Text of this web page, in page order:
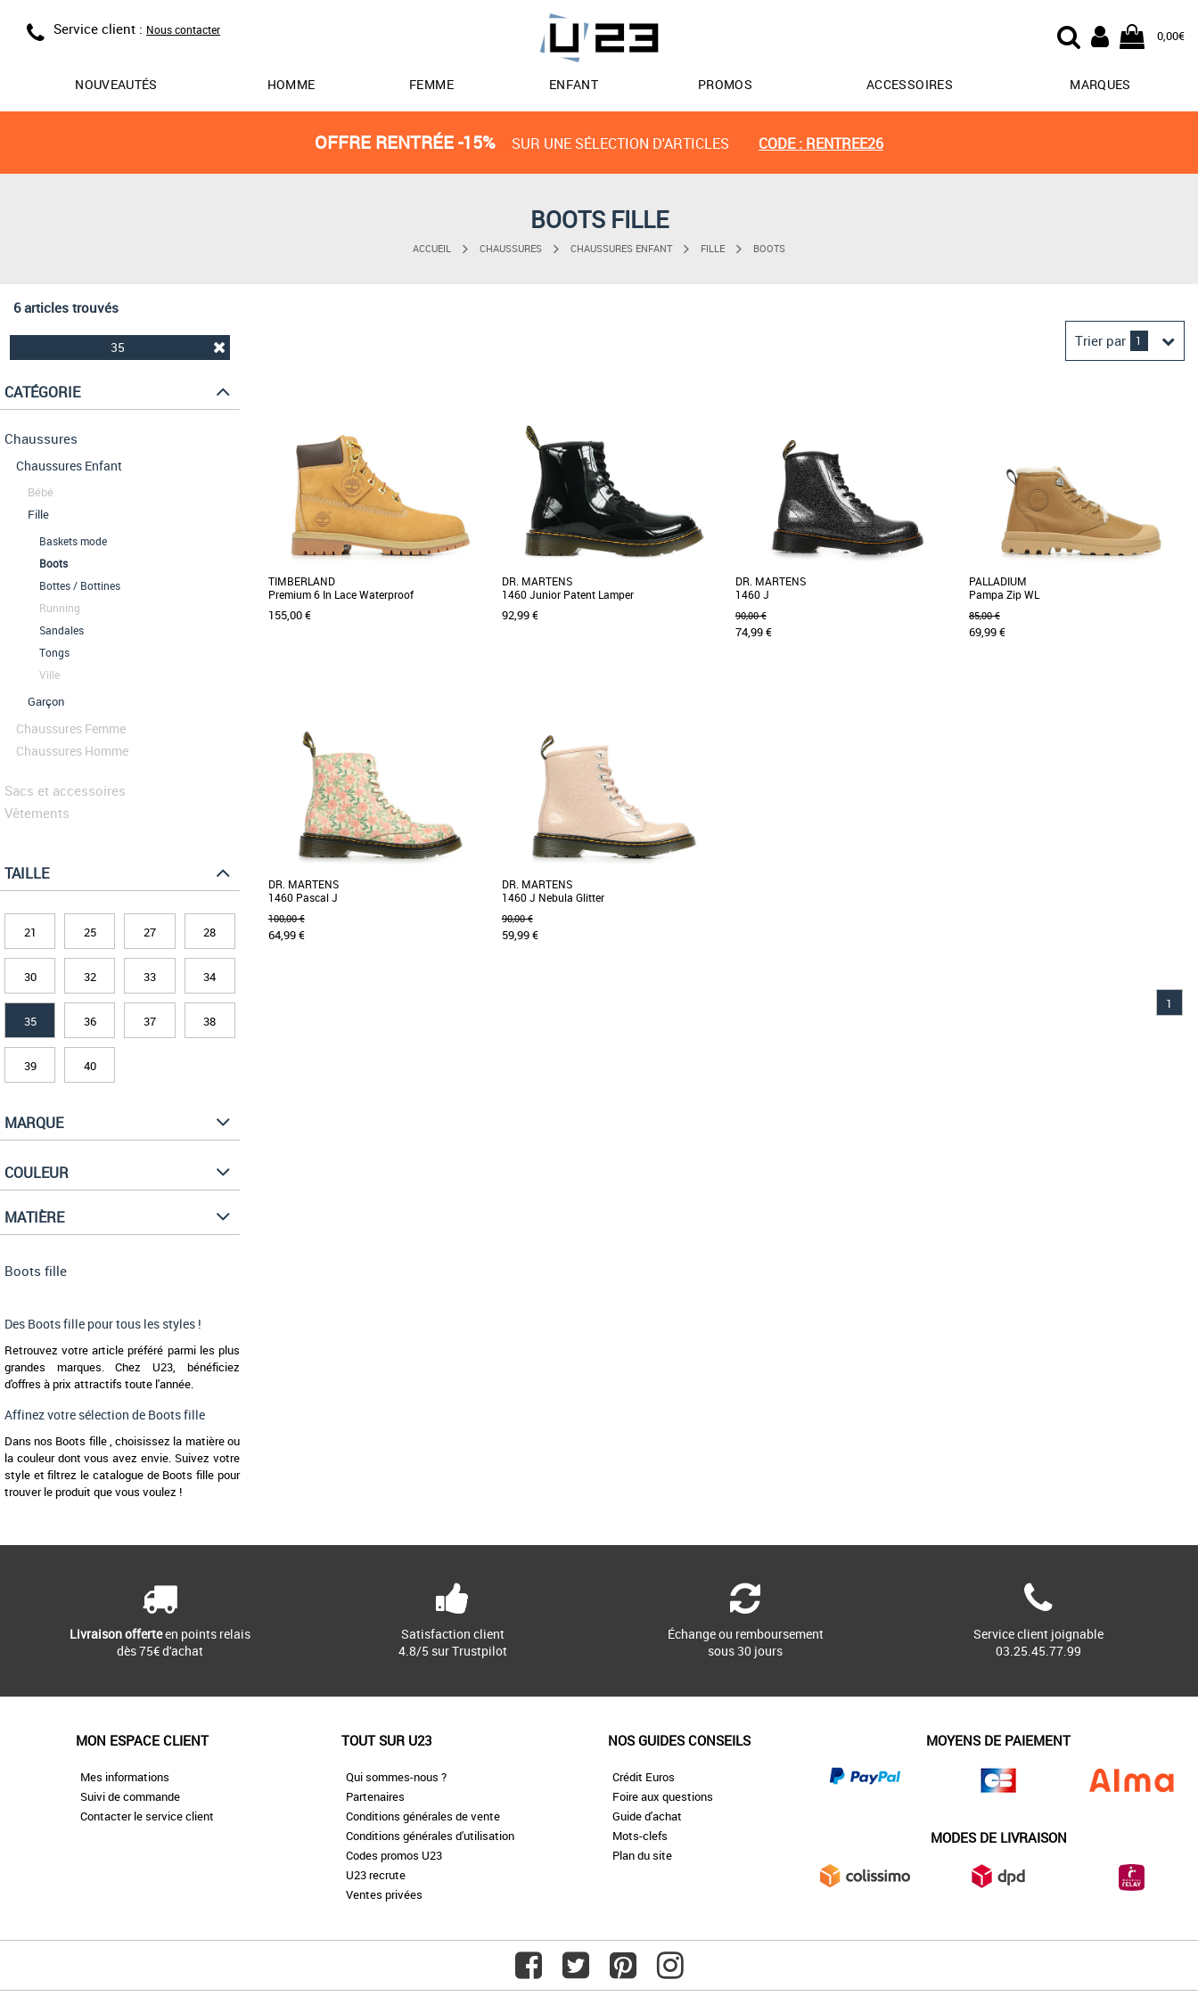
Service client : Nous contacter 0,00€
NOUVEAUTÉS HOMME FEMME ENFANT PROMOS ACCESSOIRES MARQUES
OFFRE RENTRÉE -15% SUR UNE SÉLECTION D'ARTICLES CODE : RENTREE26
BOOTS FILLE
ACCUEIL CHAUSSURES CHAUSSURES ENFANT FILLE BOOTS
6 articles trouvés
35
CATÉGORIE
Chaussures
Chaussures Enfant
Bébé
Fille
Baskets mode
Boots
Bottes / Bottines
Running
Sandales
Tongs
Ville
Garçon
Chaussures Femme
Chaussures Homme
Sacs et accessoires
Vêtements
TAILLE
21 25 27 28
30 32 33 34
35 36 37 38
39 40
MARQUE
COULEUR
MATIÈRE
Boots fille
Des Boots fille pour tous les styles !
Retrouvez votre article préféré parmi les plus
grandes marques. Chez U23, bénéficiez
d'offres à prix attractifs toute l'année.
Affinez votre sélection de Boots fille
Dans nos Boots fille , choisissez la matière ou
la couleur dont vous avez envie. Suivez votre
style et filtrez le catalogue de Boots fille pour
trouver le produit que vous voulez !
Trier par 1
Meilleures remises
TIMBERLAND
Premium 6 In Lace Waterproof
155,00 €
de la voûte plantaire et une isolation
PrimaLoft® de [...]
DR. MARTENS
1460 Junior Patent Lamper
92,99 €
ans aujourd'hui. Ces nouvelles boots 1460
sont fabriquées [...]
DR. MARTENS
1460 J
90,00 €
74,99 €
PALLADIUM
Pampa Zip WL
85,00 €
69,99 €
DR. MARTENS
1460 Pascal J
100,00 €
64,99 €
DR. MARTENS
1460 J Nebula Glitter
90,00 €
59,99 €
1
Livraison offerteen points relais
dès 75€ d'achat
Satisfaction client
4.8/5 sur Trustpilot
Échange ou remboursement
sous 30 jours
Service client joignable
03.25.45.77.99
MON ESPACE CLIENT
Mes informations
Suivi de commande
Contacter le service client
TOUT SUR U23
Qui sommes-nous ?
Partenaires
Conditions générales de vente
Conditions générales d'utilisation
Codes promos U23
U23 recrute
Ventes privées
NOS GUIDES CONSEILS
Crédit Euros
Foire aux questions
Guide d'achat
Mots-clefs
Plan du site
MOYENS DE PAIEMENT
MODES DE LIVRAISON